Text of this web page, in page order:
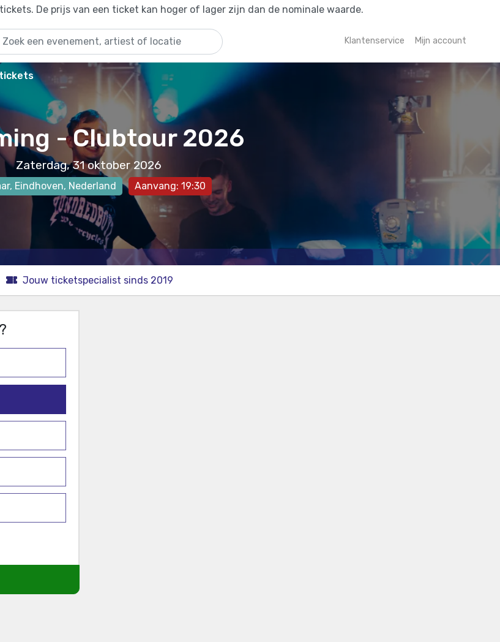
De prijs van een ticket kan hoger of lager zijn dan de nominale waarde.
Klantenservice Mijn account
- Clubtour 2026
Zaterdag, 31 oktober 2026
, Eindhoven, Nederland Aanvang: 19:30
Jouw ticketspecialist sinds 2019